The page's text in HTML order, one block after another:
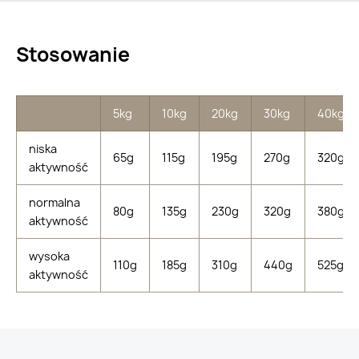
Stosowanie
5kg 10kg 20kg 30kg 40kg
niska
aktywność
65g 115g 195g 270g 320g
normalna
aktywność
80g 135g 230g 320g 380g
wysoka
aktywność
110g 185g 310g 440g 525g